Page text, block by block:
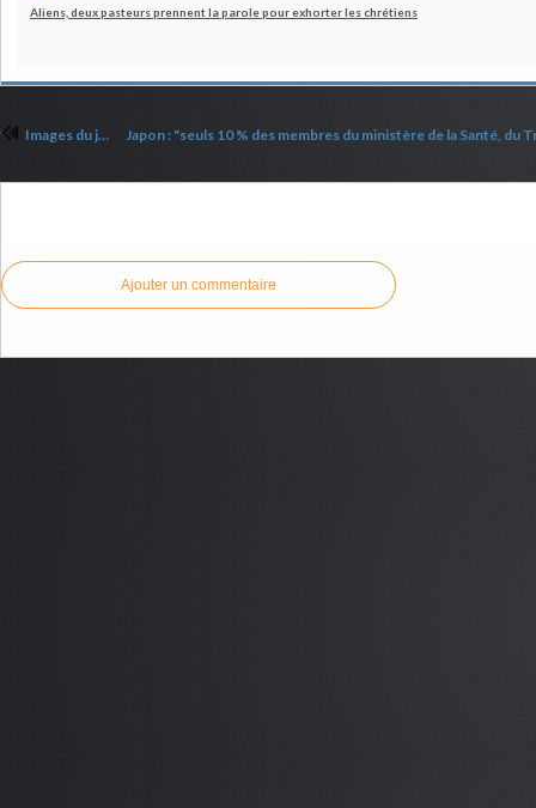
Aliens, deux pasteurs prennent la parole pour exhorter les chrétiens
Images du jour : Divers
Ajouter un commentaire